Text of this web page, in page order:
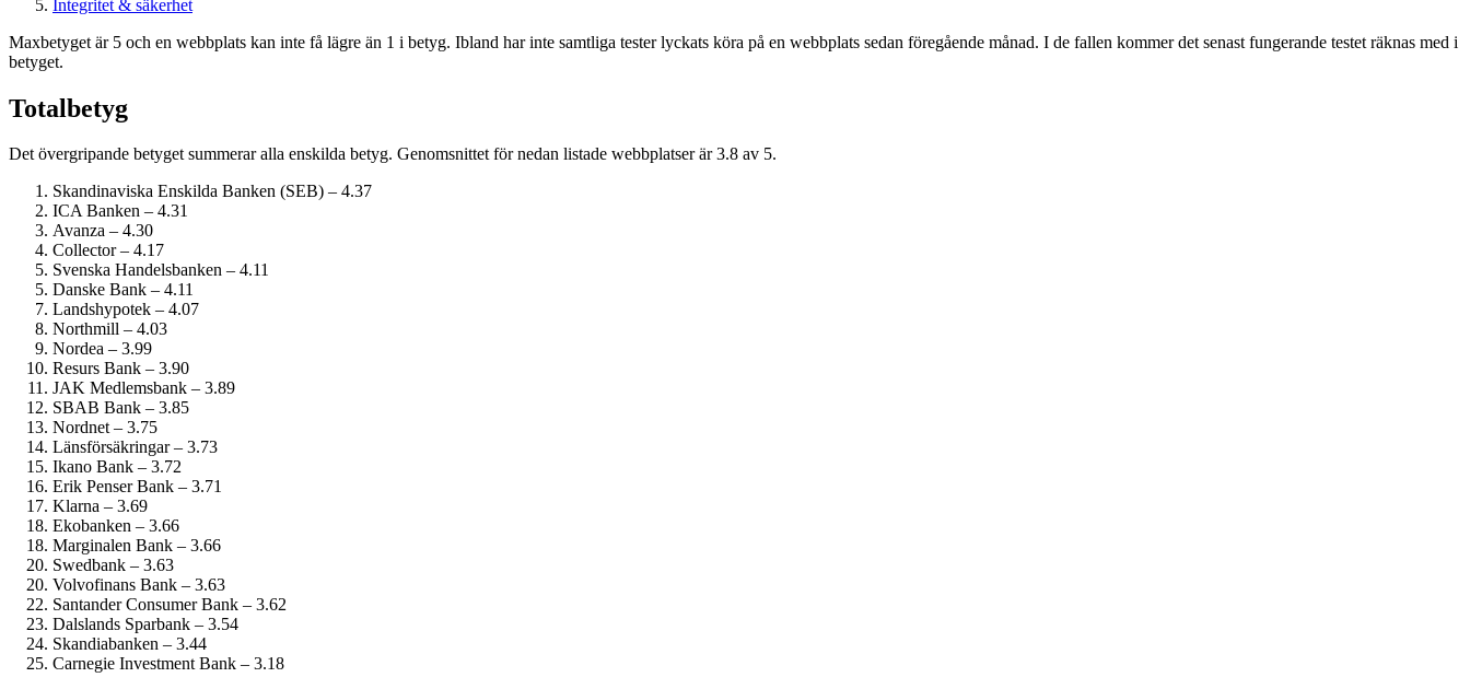
Integritet & säkerhet
Maxbetyget är 5 och en webbplats kan inte få lägre än 1 i betyg. Ibland har inte samtliga tester lyckats köra på en webbplats sedan föregående månad. I de fallen kommer det senast fungerande testet räknas med i
betyget.
Totalbetyg
Det övergripande betyget summerar alla enskilda betyg. Genomsnittet för nedan listade webbplatser är 3.8 av 5.
Skandinaviska Enskilda Banken (SEB) – 4.37
ICA Banken – 4.31
Avanza – 4.30
Collector – 4.17
Svenska Handelsbanken – 4.11
Danske Bank – 4.11
Landshypotek – 4.07
Northmill – 4.03
Nordea – 3.99
Resurs Bank – 3.90
JAK Medlemsbank – 3.89
SBAB Bank – 3.85
Nordnet – 3.75
Länsförsäkringar – 3.73
Ikano Bank – 3.72
Erik Penser Bank – 3.71
Klarna – 3.69
Ekobanken – 3.66
Marginalen Bank – 3.66
Swedbank – 3.63
Volvofinans Bank – 3.63
Santander Consumer Bank – 3.62
Dalslands Sparbank – 3.54
Skandiabanken – 3.44
Carnegie Investment Bank – 3.18